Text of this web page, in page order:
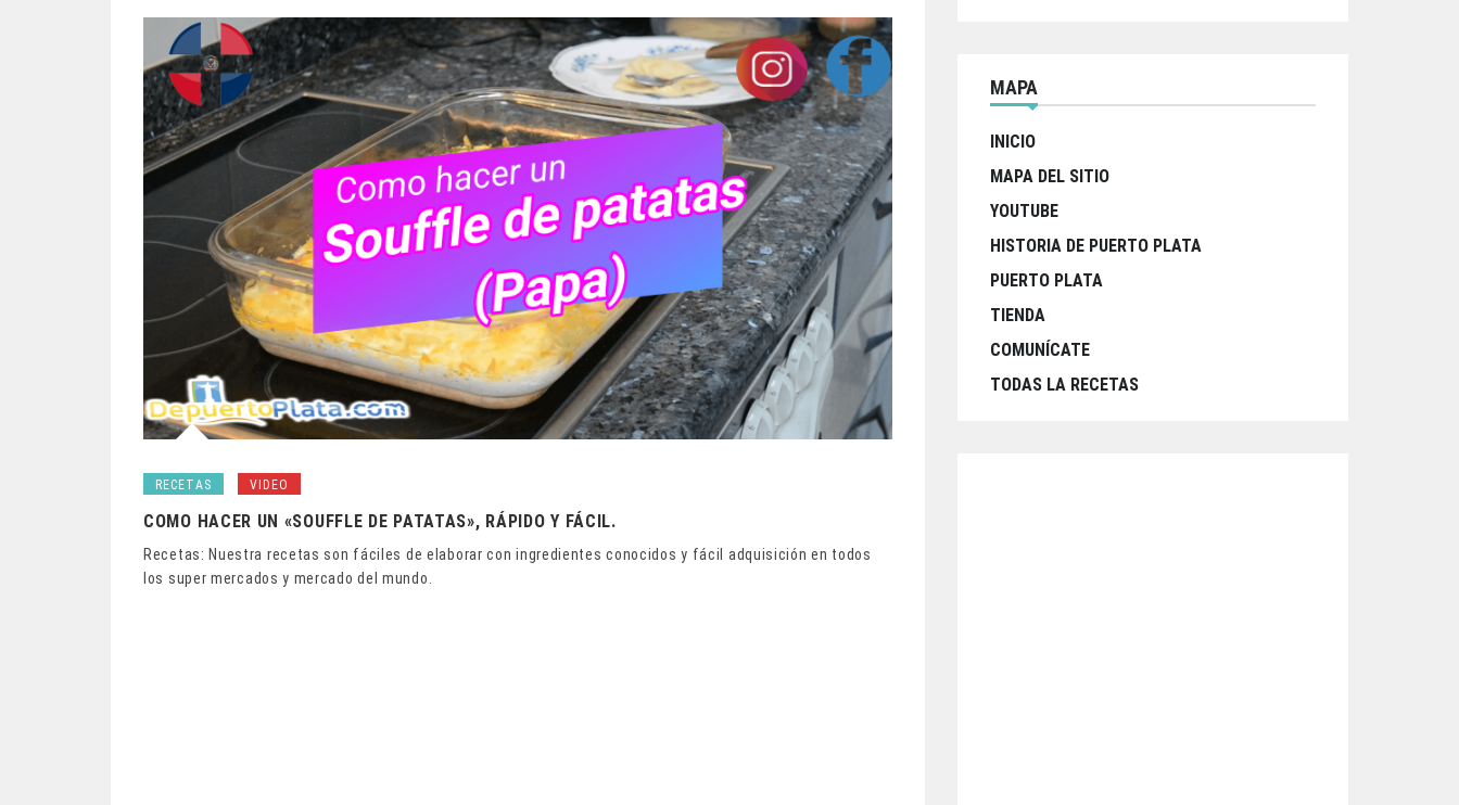
RECETAS VIDEO
COMO HACER UN «SOUFFLE DE PATATAS», RÁPIDO Y FÁCIL.
Recetas: Nuestra recetas son fáciles de elaborar con ingredientes conocidos y fácil adquisición en todos
los super mercados y mercado del mundo.
MAPA
INICIO
MAPA DEL SITIO
YOUTUBE
HISTORIA DE PUERTO PLATA
PUERTO PLATA
TIENDA
COMUNÍCATE
TODAS LA RECETAS